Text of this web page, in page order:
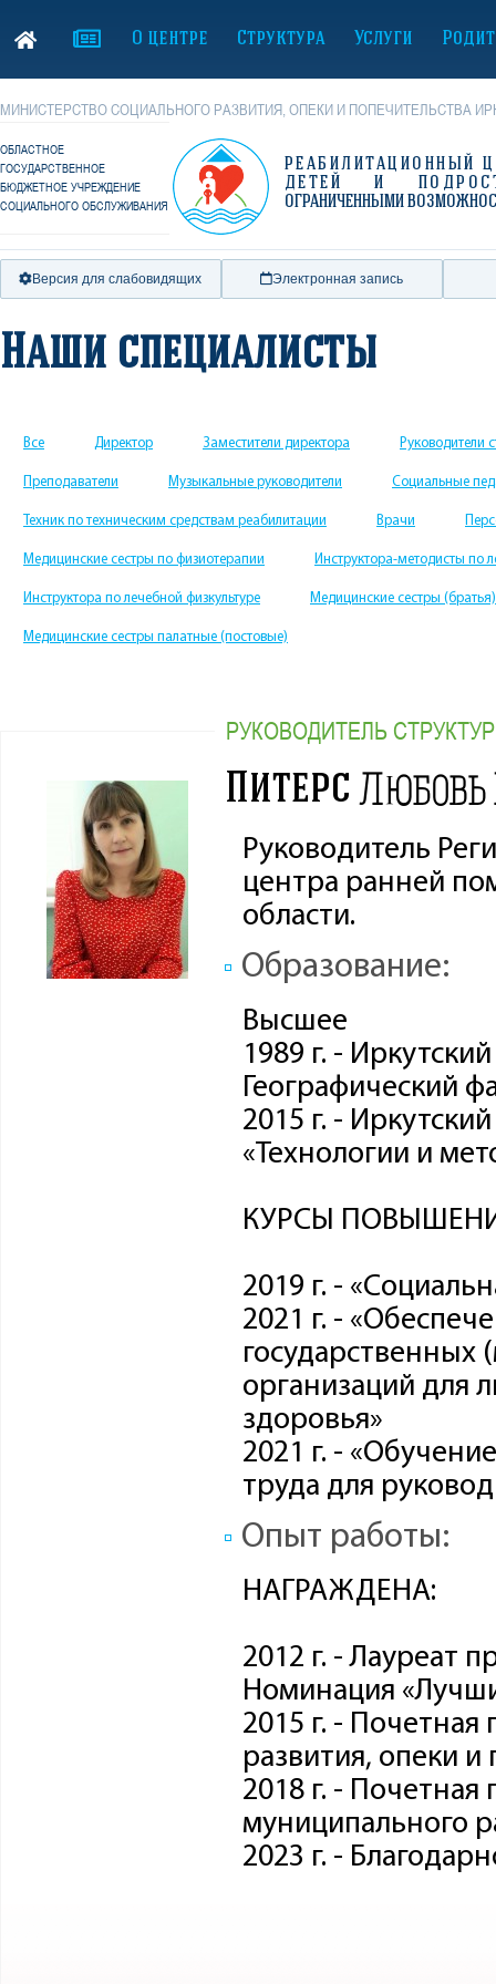
О центре Структура Услуги
МИНИСТЕРСТВО СОЦИАЛЬНОГО РАЗВИТИЯ, ОПЕКИ И ПОПЕЧИТЕЛЬСТВА
ОБЛАСТНОЕ
ГОСУДАРСТВЕННОЕ
БЮДЖЕТНОЕ УЧРЕЖДЕНИЕ
СОЦИАЛЬНОГО ОБСЛУЖИВАНИЯ
РЕАБИЛИТАЦИОННЫЙ
ДЕТЕЙ И
ОГРАНИЧЕННЫМИ
Версия для слабовидящих Электронная запись
Наши специалисты
Все Директор Заместители директора Руководители
Преподаватели Музыкальные руководители Социальные
Техник по техническим средствам реабилитации Врачи
Медицинские сестры по физиотерапии Инструктора-методисты по
Инструктора по лечебной физкультуре Медицинские сестры
Медицинские сестры палатные (постовые)
РУКОВОДИТЕЛЬ
Питерс
Руководитель
центра ранней
области.
Образование:
Высшее
1989 г. -
Географический
2015 г. -
«Технологии и
КУРСЫ
2019 г. -
2021 г. -
организаций для
здоровья»
2021 г. -
труда для
Опыт работы:
НАГРАЖДЕНА:
2012 г. - Лауреат
Номинация
2015 г. - Почетная
развития, опеки и
2018 г. -
муниципального
2023 г. -